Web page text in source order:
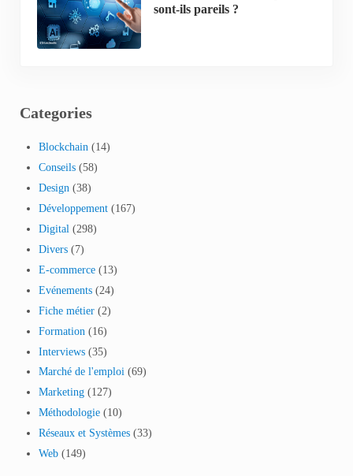
sont-ils pareils ?
Categories
Blockchain (14)
Conseils (58)
Design (38)
Développement (167)
Digital (298)
Divers (7)
E-commerce (13)
Evénements (24)
Fiche métier (2)
Formation (16)
Interviews (35)
Marché de l'emploi (69)
Marketing (127)
Méthodologie (10)
Réseaux et Systèmes (33)
Web (149)